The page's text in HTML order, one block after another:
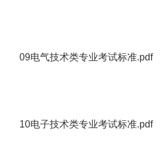
09电气技术类专业考试标准.pdf
10电子技术类专业考试标准.pdf